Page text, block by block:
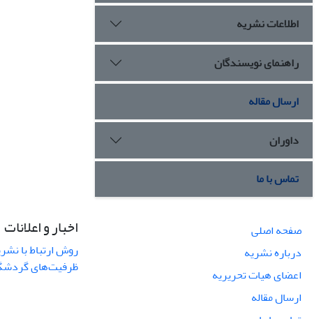
اطلاعات نشریه
راهنمای نویسندگان
ارسال مقاله
داوران
تماس با ما
صفحه اصلی
درباره نشریه
اعضای هیات تحریریه
ارسال مقاله
اخبار و اعلانات
روش ارتباط با
ظرفیت‌های